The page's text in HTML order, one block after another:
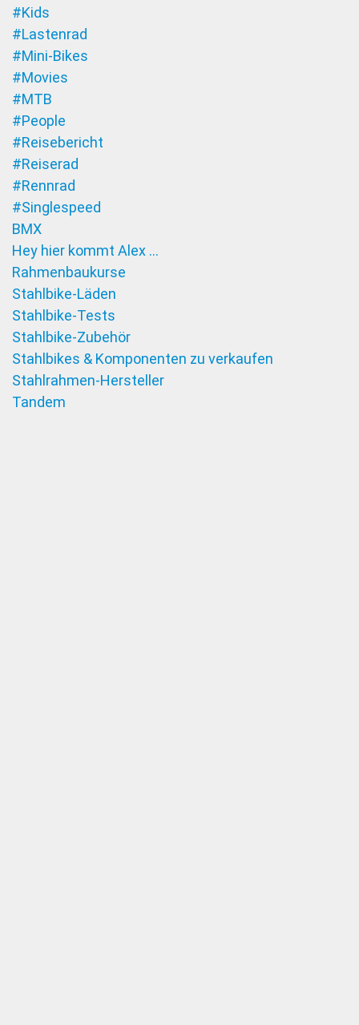
#Kids
#Lastenrad
#Mini-Bikes
#Movies
#MTB
#People
#Reisebericht
#Reiserad
#Rennrad
#Singlespeed
BMX
Hey hier kommt Alex …
Rahmenbaukurse
Stahlbike-Läden
Stahlbike-Tests
Stahlbike-Zubehör
Stahlbikes & Komponenten zu verkaufen
Stahlrahmen-Hersteller
Tandem